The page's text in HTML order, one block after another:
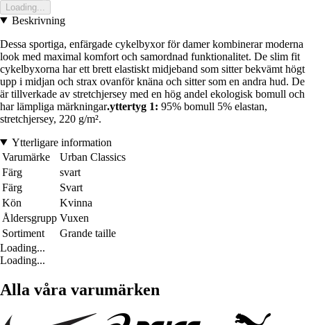
Loading...
Beskrivning
Dessa sportiga, enfärgade cykelbyxor för damer kombinerar moderna
look med maximal komfort och samordnad funktionalitet. De slim fit
cykelbyxorna har ett brett elastiskt midjeband som sitter bekvämt högt
upp i midjan och strax ovanför knäna och sitter som en andra hud. De
är tillverkade av stretchjersey med en hög andel ekologisk bomull och
har lämpliga märkningar.yttertyg 1: 95% bomull 5% elastan,
stretchjersey, 220 g/m².
Ytterligare information
Varumärke
Urban Classics
Färg
svart
Färg
Svart
Kön
Kvinna
Åldersgrupp Vuxen
Sortiment
Grande taille
Loading...
Loading...
Alla våra varumärken